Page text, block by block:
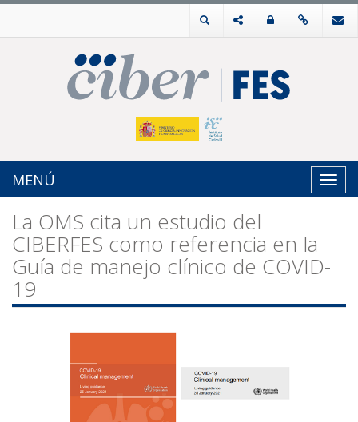
MENÚ
La OMS cita un estudio del
CIBERFES como referencia en la
Guía de manejo clínico de COVID-
19